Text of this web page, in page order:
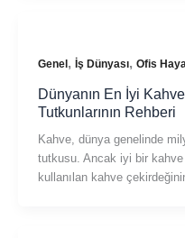
Genel , İş Dünyası, Ofis
Dünyanın En İyi
Tutkunlarının Rehberi
Kahve, dünya genelinde
tutkusu. Ancak iyi bir
kullanılan kahve